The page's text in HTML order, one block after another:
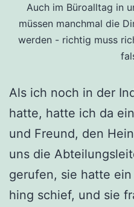
Auch im Büroalltag in
müssen manchmal die
werden - richtig muss
Als ich noch in der
hatte, hatte ich da
und Freund, den
uns die
gerufen, sie hatte
hing schief, und sie